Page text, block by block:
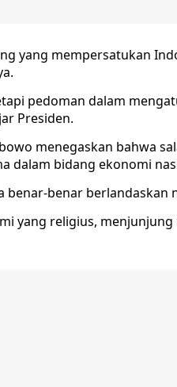
yang mempersatukan
pedoman dalam
Presiden.
menegaskan bahwa
dalam bidang ekonomi
benar berlandaskan
yang religius,